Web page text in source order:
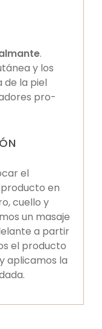
.
y los
de la piel
pro-
el
en
cuello y
un masaje
a partir
el producto
aplicamos la